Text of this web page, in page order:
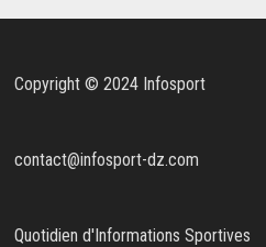
Copyright © 2024 Infosport
contact@infosport-dz.com
Quotidien d'Informations Sportives